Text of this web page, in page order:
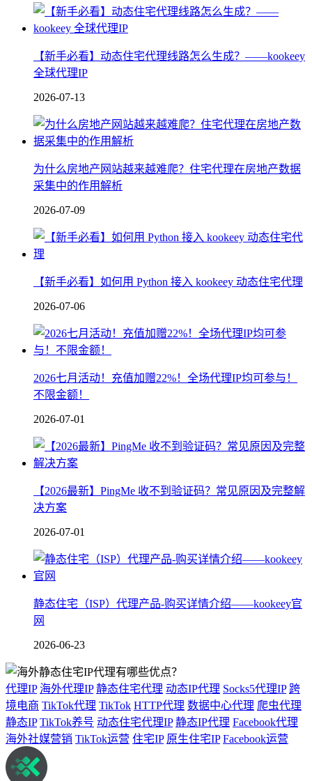
【新手必看】动态住宅代理线路怎么生成？——kookeey
全球代理IP
2026-07-13
为什么房地产网站越来越难爬？住宅代理在房地产数据
采集中的作用解析
2026-07-09
【新手必看】如何用 Python 接入 kookeey 动态住宅代理
2026-07-06
2026七月活动！充值加赠22%！全场代理IP均可参与！
不限金额！
2026-07-01
【2026最新】PingMe 收不到验证码？常见原因及完整解
决方案
2026-07-01
静态住宅（ISP）代理产品-购买详情介绍——kookeey官
网
2026-06-23
代理IP 海外代理IP 静态住宅代理 动态IP代理 Socks5代理IP 跨
境电商 TikTok代理 TikTok HTTP代理 数据中心代理 爬虫代理
静态IP TikTok养号 动态住宅代理IP 静态IP代理 Facebook代理
海外社媒营销 TikTok运营 住宅IP 原生住宅IP Facebook运营